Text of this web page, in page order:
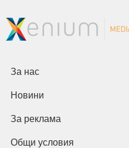
За нас
Новини
За реклама
Общи условия